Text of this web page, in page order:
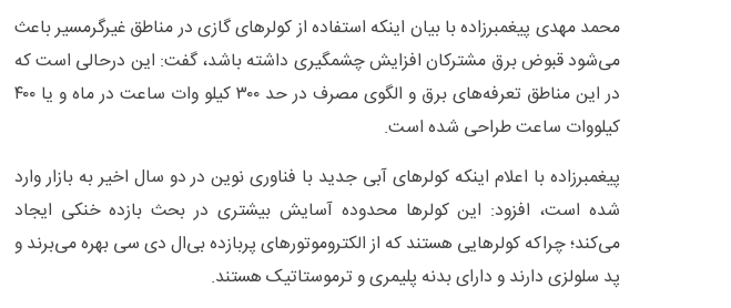
محمد مهدی پیغمبرزاده با بیان اینکه استفاده از کولرهای گازی در مناطق غیرگرمسیر باعث
می‌شود قبوض برق مشترکان افزایش چشمگیری داشته باشد، گفت: این درحالی است که
در این مناطق تعرفه‌های برق و الگوی مصرف در حد ۳۰۰ کیلو وات ساعت در ماه و یا ۴۰۰
کیلووات ساعت طراحی شده است.
پیغمبرزاده با اعلام اینکه کولرهای آبی جدید با فناوری نوین در دو سال اخیر به بازار وارد
شده است، افزود: این کولرها محدوده آسایش بیشتری در بحث بازده خنکی ایجاد
می‌کند؛ چراکه کولرهایی هستند که از الکتروموتورهای پربازده بی‌ال دی سی بهره می‌برند و
پد سلولزی دارند و دارای بدنه پلیمری و ترموستاتیک هستند.